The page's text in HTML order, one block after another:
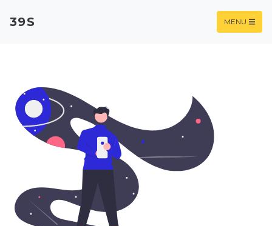
39S MENU